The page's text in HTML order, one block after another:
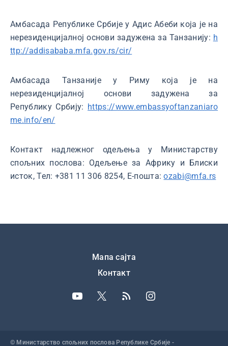
Амбасада Републике Србије у Адис Абеби која је на
нерезиденцијалној основи задужена за Танзанију: h
ttp://addisababa.mfa.gov.rs/cir/
Амбасада Танзаније у Риму која је на
нерезиденцијалној основи задужена за
Републику Србију: https://www.embassyoftanzaniaro
me.info/en/
Контакт надлежног одељења у Министарству
спољних послова: Одељење за Африку и Блиски
исток, Тел: +381 11 306 8254, Е-пошта:ozabi@mfa.rs
Мапа сајта
Контакт
© Министарство спољних послова Републике Србије -